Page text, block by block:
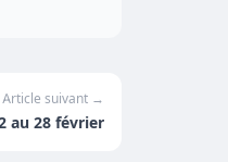
Article suivant →
au 28 février